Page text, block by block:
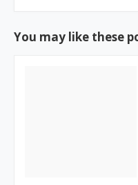
You may like these